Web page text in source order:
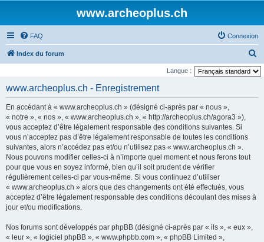
www.archeoplus.ch
FAQ Connexion
Index du forum
e
Langue :
www.archeoplus.ch - Enregistrement
En accédant à « www.archeoplus.ch » (désigné ci-après par « nous »,
« notre », « nos », « www.archeoplus.ch », « http://archeoplus.ch/agora3 »),
vous acceptez d’être légalement responsable des conditions suivantes. Si
vous n’acceptez pas d’être légalement responsable de toutes les conditions
suivantes, alors n’accédez pas et/ou n’utilisez pas « www.archeoplus.ch ».
Nous pouvons modifier celles-ci à n’importe quel moment et nous ferons tout
pour que vous en soyez informé, bien qu’il soit prudent de vérifier
régulièrement celles-ci par vous-même. Si vous continuez d’utiliser
« www.archeoplus.ch » alors que des changements ont été effectués, vous
acceptez d’être légalement responsable des conditions découlant des mises à
jour et/ou modifications.
Nos forums sont développés par phpBB (désigné ci-après par « ils », « eux »,
« leur », « logiciel phpBB », « www.phpbb.com », « phpBB Limited »,